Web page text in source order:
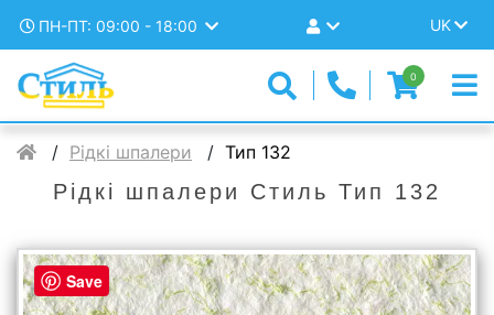
ПН-ПТ: 09:00 - 18:00 UK
0
Рідкі шпалери Тип 132
Рідкі шпалери Стиль Тип 132
Save